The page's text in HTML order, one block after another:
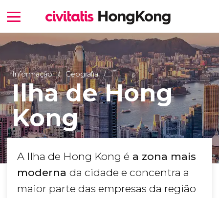
Informação Geografia
Ilha de Hong
Kong
A Ilha de Hong Kong é a zona mais
moderna da cidade e concentra a
maior parte das empresas da região